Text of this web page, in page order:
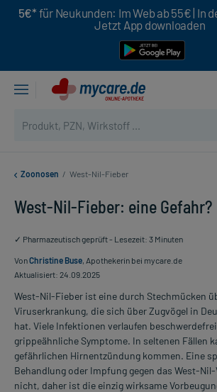
5€* für Neukunden: Im Web ab 55€ | In
Jetzt App downloaden
Zoonosen / West-Nil-Fieber
West-Nil-Fieber: eine Gefahr?
✓ Pharmazeutisch geprüft - Lesezeit: 3 Minuten
VonChristine Buse, Apothekerin bei mycare.de
Aktualisiert: 24.09.2025
West-Nil-Fieber ist eine durch Stechmücken
Viruserkrankung, die sich über Zugvögel in
hat. Viele Infektionen verlaufen
grippeähnliche Symptome. In seltenen Fällen
gefährlichen Hirnentzündung kommen. Eine
Behandlung oder Impfung gegen das West-
nicht, daher ist die einzig wirksame